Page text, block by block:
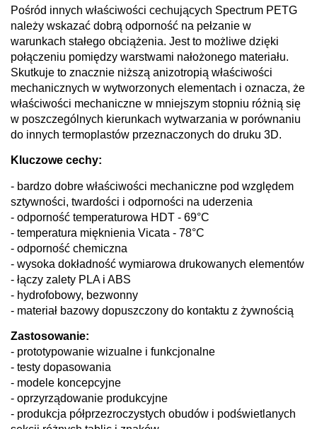
Pośród innych właściwości cechujących Spectrum PETG
należy wskazać dobrą odporność na pełzanie w
warunkach stałego obciążenia. Jest to możliwe dzięki
połączeniu pomiędzy warstwami nałożonego materiału.
Skutkuje to znacznie niższą anizotropią właściwości
mechanicznych w wytworzonych elementach i oznacza, że
właściwości mechaniczne w mniejszym stopniu różnią się
w poszczególnych kierunkach wytwarzania w porównaniu
do innych termoplastów przeznaczonych do druku 3D.
Kluczowe cechy:
- bardzo dobre właściwości mechaniczne pod względem
sztywności, twardości i odporności na uderzenia
- odporność temperaturowa HDT - 69°C
- temperatura mięknienia Vicata - 78°C
- odporność chemiczna
- wysoka dokładność wymiarowa drukowanych elementów
- łączy zalety PLA i ABS
- hydrofobowy, bezwonny
- materiał bazowy dopuszczony do kontaktu z żywnością
Zastosowanie:
- prototypowanie wizualne i funkcjonalne
- testy dopasowania
- modele koncepcyjne
- oprzyrządowanie produkcyjne
- produkcja półprzezroczystych obudów i podświetlanych